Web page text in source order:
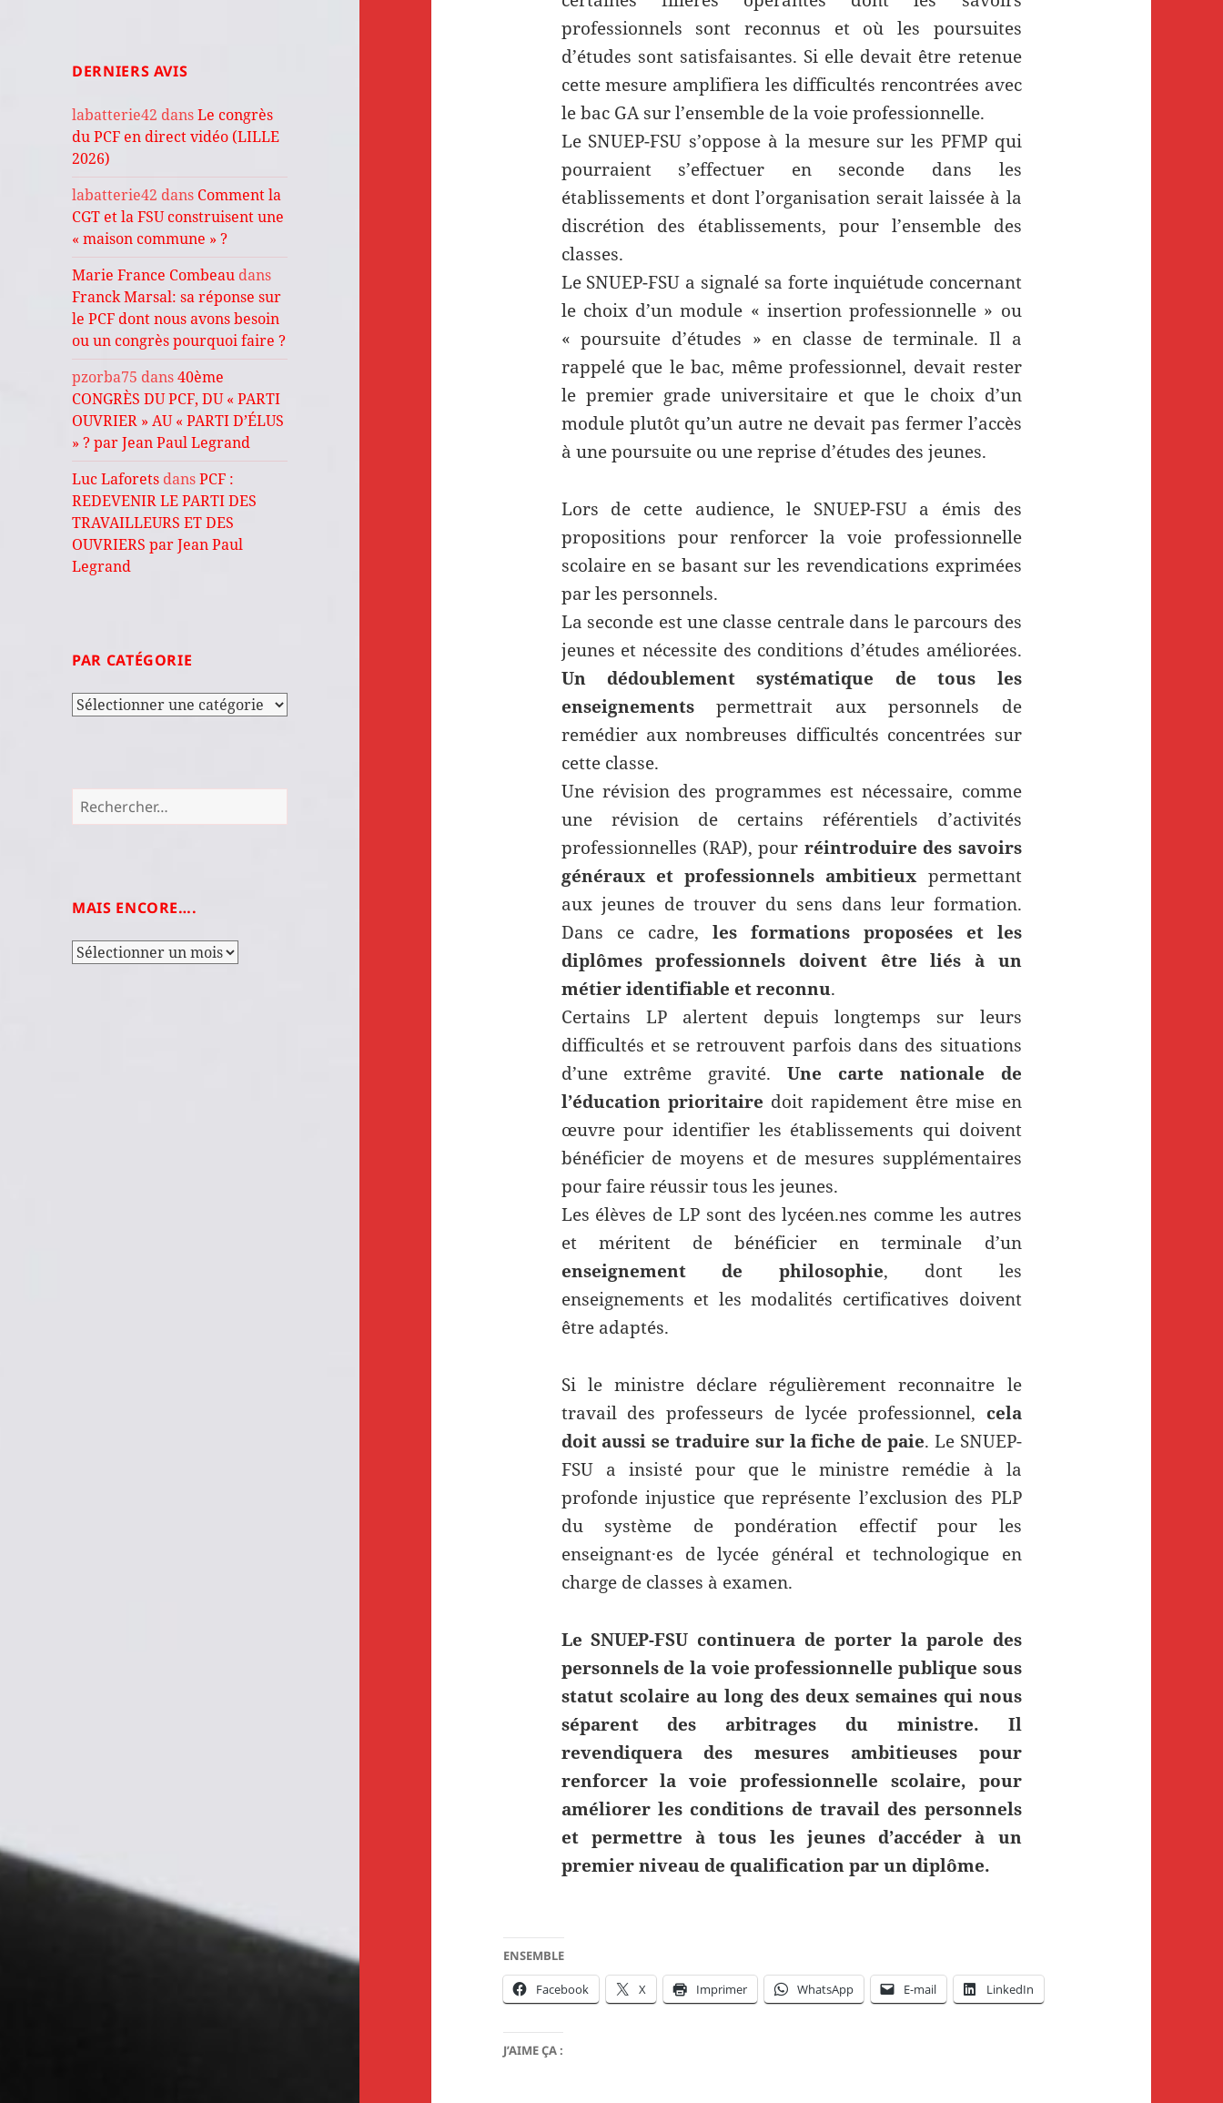
DERNIERS AVIS
labatterie42 dansLe congrès
du PCF en direct vidéo (LILLE
2026)
labatterie42 dans Comment la
CGT et la FSU construisent une
« maison commune » ?
Marie France Combeau dans
Franck Marsal: sa réponse sur
le PCF dont nous avons besoin
ou un congrès pourquoi faire ?
pzorba75 dans40ème
CONGRÈS DU PCF, DU « PARTI
OUVRIER » AU « PARTI D’ÉLUS
» ? par Jean Paul Legrand
Luc Laforets dansPCF :
REDEVENIR LE PARTI DES
TRAVAILLEURS ET DES
OUVRIERS par Jean Paul
Legrand
PAR CATÉGORIE
Par
Rechercher :
MAIS ENCORE….
Mais
professionnels sont reconnus et où les poursuites
d’études sont satisfaisantes. Si elle devait être retenue
cette mesure amplifiera les difficultés rencontrées avec
le bac GA sur l’ensemble de la voie professionnelle.
Le SNUEP-FSU s’oppose à la mesure sur les PFMP qui
pourraient s’effectuer en seconde dans les
établissements et dont l’organisation serait laissée à la
discrétion des établissements, pour l’ensemble des
classes.
Le SNUEP-FSU a signalé sa forte inquiétude concernant
le choix d’un module « insertion professionnelle » ou
« poursuite d’études » en classe de terminale. Il a
rappelé que le bac, même professionnel, devait rester
le premier grade universitaire et que le choix d’un
module plutôt qu’un autre ne devait pas fermer l’accès
à une poursuite ou une reprise d’études des jeunes.
Lors de cette audience, le SNUEP-FSU a émis des
propositions pour renforcer la voie professionnelle
scolaire en se basant sur les revendications exprimées
par les personnels.
La seconde est une classe centrale dans le parcours des
jeunes et nécessite des conditions d’études améliorées.
Un dédoublement systématique de tous les
enseignementspermettrait aux personnels de
remédier aux nombreuses difficultés concentrées sur
cette classe.
Une révision des programmes est nécessaire, comme
une révision de certains référentiels d’activités
professionnelles (RAP), pour réintroduire des savoirs
généraux et professionnels ambitieuxpermettant
aux jeunes de trouver du sens dans leur formation.
Dans ce cadre, les formations proposées et les
diplômes professionnels doivent être liés à un
métier identifiable et reconnu.
Certains LP alertent depuis longtemps sur leurs
difficultés et se retrouvent parfois dans des situations
d’une extrême gravité.Une carte nationale de
l’éducation prioritaire doit rapidement être mise en
œuvre pour identifier les établissements qui doivent
bénéficier de moyens et de mesures supplémentaires
pour faire réussir tous les jeunes.
Les élèves de LP sont des lycéen.nes comme les autres
et méritent de bénéficier en terminale d’un
enseignement de philosophie, dont les
enseignements et les modalités certificatives doivent
être adaptés.
Si le ministre déclare régulièrement reconnaitre le
travail des professeurs de lycée professionnel, cela
doit aussi se traduire sur la fiche de paie. Le SNUEP-
FSU a insisté pour que le ministre remédie à la
profonde injustice que représente l’exclusion des PLP
du système de pondération effectif pour les
enseignant·es de lycée général et technologique en
charge de classes à examen.
Le SNUEP-FSU continuera de porter la parole des
personnels de la voie professionnelle publique sous
statut scolaire au long des deux semaines qui nous
séparent des arbitrages du ministre. Il
revendiquera des mesures ambitieuses pour
renforcer la voie professionnelle scolaire, pour
améliorer les conditions de travail des personnels
et permettre à tous les jeunes d’accéder à un
premier niveau de qualification par un diplôme.
ENSEMBLE
Facebook X Imprimer WhatsApp E-mail LinkedIn
J’AIME ÇA :